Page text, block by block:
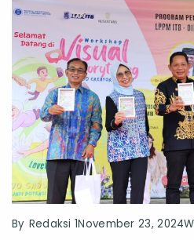
By Redaksi 1November 23, 2024